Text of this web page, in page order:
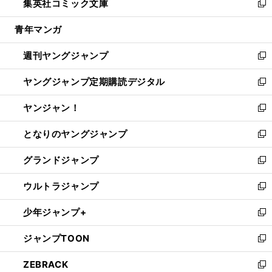
く
で
開
ド
ウ
開
く
ィ
ン
ウ
で
開
く
い
ウ
ン
ド
ウ
で
開
く
集英社コミック文庫
新
し
ウ
ィ
ン
ド
ウ
で
開
く
青年マンガ
週刊ヤングジャンプ
新
し
い
ウ
ィ
ン
ド
ウ
で
開
く
ヤングジャンプ定期購読デジタル
新
し
い
ウ
ィ
ン
ド
ウ
で
開
く
ヤンジャン！
新
し
い
ウ
ィ
ン
ド
ウ
で
開
く
となりのヤングジャンプ
新
し
い
ウ
ィ
ン
ド
ウ
で
開
く
グランドジャンプ
新
し
い
ウ
ィ
ン
ド
ウ
で
ウルトラジャンプ
新
し
い
ウ
ィ
ン
ド
少年ジャンプ+
新
し
い
ウ
ィ
ジャンプTOON
新
し
い
ZEBRACK 新